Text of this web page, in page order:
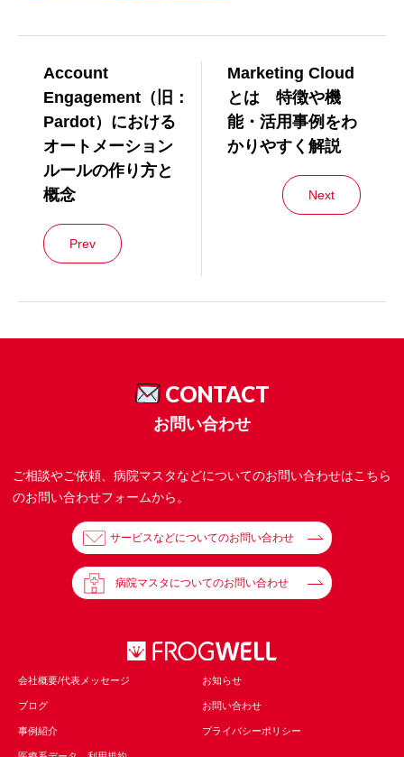
Account
Engagement（旧：
Pardot）における
オートメーション
ルールの作り方と
概念
Prev
Marketing Cloud
とは 特徴や機
能・活用事例をわ
かりやすく解説
Next
CONTACT
お問い合わせ
ご相談やご依頼、病院マスタなどについてのお問い合わせはこちら
のお問い合わせフォームから。
サービスなどについてのお問い合わせ
病院マスタについてのお問い合わせ
会社概要/代表メッセージ お知らせ
ブログ お問い合わせ
事例紹介 プライバシーポリシー